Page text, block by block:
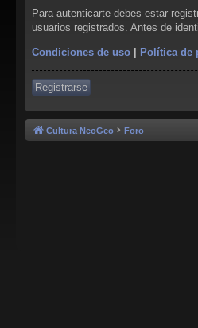
Para autenticarte debes estar
usuarios registrados. Antes de
Condiciones de uso | Política de
Registrarse
Cultura NeoGeo Foro